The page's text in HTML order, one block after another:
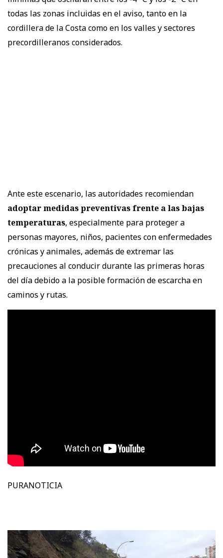
todas las zonas incluidas en el aviso, tanto en la
cordillera de la Costa como en los valles y sectores
precordilleranos considerados.
Ante este escenario, las autoridades recomiendan
adoptar medidas preventivas frente a las bajas
temperaturas, especialmente para proteger a
personas mayores, niños, pacientes con enfermedades
crónicas y animales, además de extremar las
precauciones al conducir durante las primeras horas
del día debido a la posible formación de escarcha en
caminos y rutas.
PURANOTICIA